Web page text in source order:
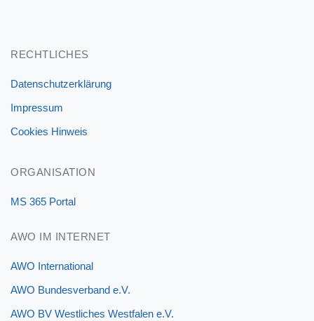
RECHTLICHES
Datenschutzerklärung
Impressum
Cookies Hinweis
ORGANISATION
MS 365 Portal
AWO IM INTERNET
AWO International
AWO Bundesverband e.V.
AWO BV Westliches Westfalen e.V.